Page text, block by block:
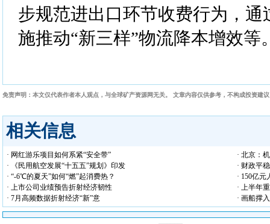
步规范进出口环节收费行为，通
施推动“新三样”物流降本增效等
免责声明：本文仅代表作者本人观点，与全球矿产资源网无关。 文章内容仅供参考，不构成投资建
相关信息
· 网红游乐项目如何系紧“安全带”
· 北京：
· 《民用航空发展“十五五”规划》印发
· 财政平
· “-6℃的夏天”如何“燃”起消费热？
· 150亿
· 上市公司业绩预告折射经济韧性
· 上半年
· 7月高频数据折射经济“新”意
· 画船撑